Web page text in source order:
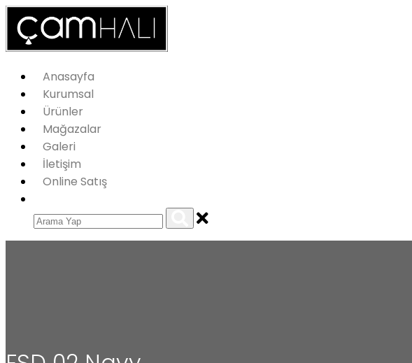
Anasayfa
Kurumsal
Ürünler
Mağazalar
Galeri
İletişim
Online Satış